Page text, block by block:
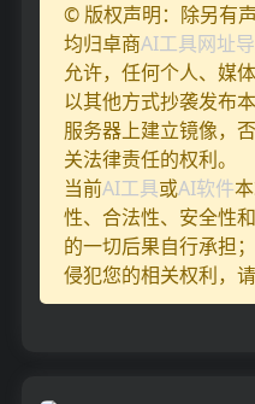
© 版权声明：除另有
均归卓商AI工具网址
允许，任何个人、媒
以其他方式抄袭发布
服务器上建立镜像，
关法律责任的权利。
当前AI工具或AI软件
性、合法性、安全性
的一切后果自行承担
侵犯您的相关权利，